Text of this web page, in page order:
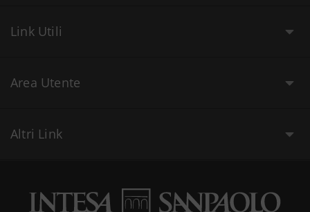
Link Utili
Area Utente
Altri Link